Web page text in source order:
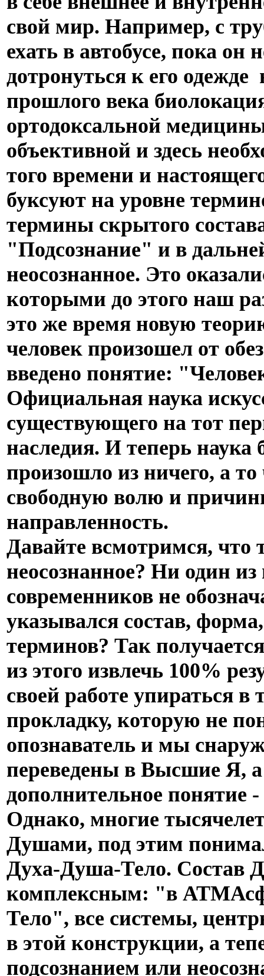
свой мир. Например, с
ехать в автобусе, пока он
дотронуться к его
прошлого века
ортодоксальной
объективной и здесь
того времени и
буксуют на уровне
термины скрытого
"Подсознание" и в
неосознанное. Это
которыми до этого наш
это же время новую
человек произошел от
введено понятие:
Официальная наука
существующего на тот
наследия. И теперь наука
произошло из ничего, а
свободную волю и
направленность.
Давайте всмотримся, что
неосознанное? Ни один
современников не
указывался состав,
терминов? Так
из этого извлечь 100%
своей работе упираться
прокладку, которую не
опознаватель и мы
переведены в Высшие Я, а
дополнительное понятие
Однако, многие
Душами, под этим
Духа-Душа-Тело. Состав
комплексным: "в
Тело", все системы,
в этой конструкции, а
подсознанием или